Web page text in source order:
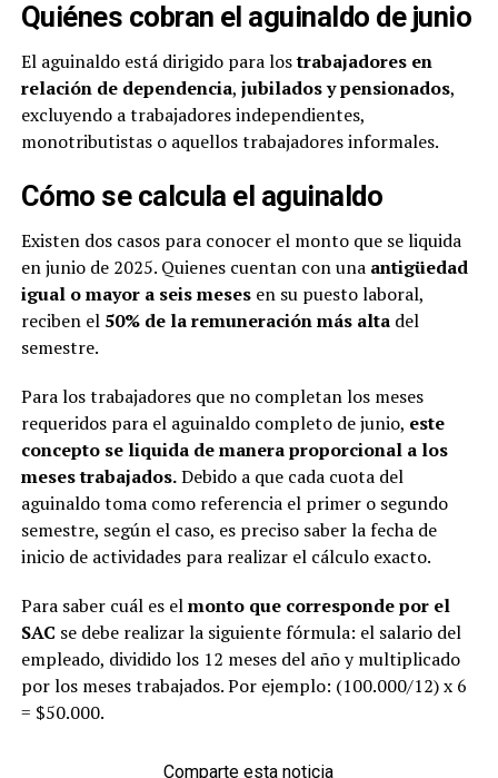
Quiénes cobran el aguinaldo de junio
El aguinaldo está dirigido para lostrabajadores en
relación de dependencia, jubilados y pensionados,
excluyendo a trabajadores independientes,
monotributistas o aquellos trabajadores informales.
Cómo se calcula el aguinaldo
Existen dos casos para conocer el monto que se liquida
en junio de 2025. Quienes cuentan con una antigüedad
igual o mayor a seis mesesen su puesto laboral,
reciben el 50% de la remuneración más altadel
semestre.
Para los trabajadores que no completan los meses
requeridos para el aguinaldo completo de junio, este
concepto se liquida de manera proporcional a los
meses trabajados.Debido a que cada cuota del
aguinaldo toma como referencia el primer o segundo
semestre, según el caso, es preciso saber la fecha de
inicio de actividades para realizar el cálculo exacto.
Para saber cuál es elmonto que corresponde por el
SAC se debe realizar la siguiente fórmula: el salario del
empleado, dividido los 12 meses del año y multiplicado
por los meses trabajados. Por ejemplo: (100.000/12) x 6
= $50.000.
Comparte esta noticia